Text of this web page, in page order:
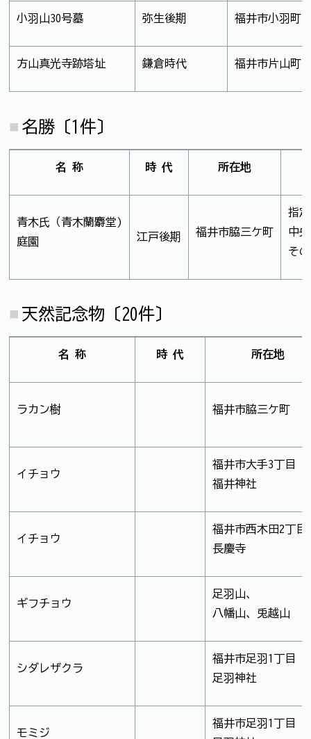
小羽山30号墓 弥生後期 福井市小羽町
方山真光寺跡塔址 鎌倉時代 福井市片山町
名勝〔1件〕
名 称 時 代 所在地
青木氏（青木蘭麝堂)
庭園
江戸後期 福井市脇三ケ町
指
中
そ
天然記念物〔20件〕
名 称 時 代 所在地
ラカン樹 福井市脇三ケ町
イチョウ
福井市大手3丁目
福井神社
イチョウ
福井市西木田2丁目
長慶寺
ギフチョウ
足羽山、
八幡山、兎越山
シダレザクラ
福井市足羽1丁目
足羽神社
モミジ
福井市足羽1丁目